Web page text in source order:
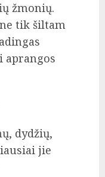
žmonių.
tik šiltam
aprangos
dydžių,
jie